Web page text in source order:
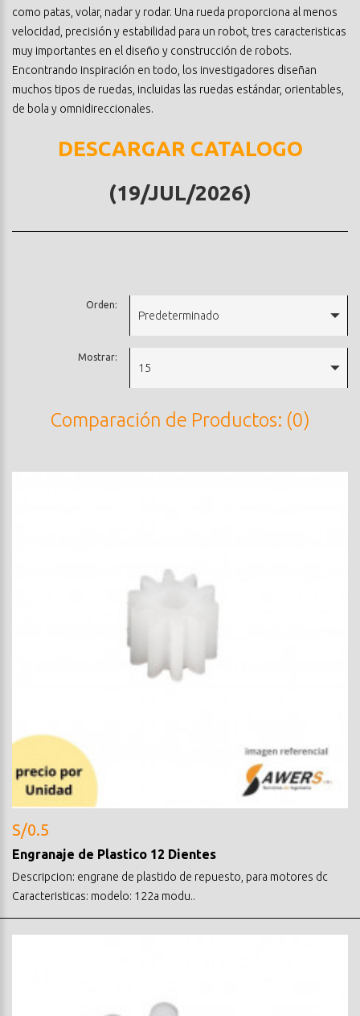
como patas, volar, nadar y rodar. Una rueda proporciona al menos
velocidad, precisión y estabilidad para un robot, tres caracteristicas
muy importantes en el diseño y construcción de robots.
Encontrando inspiración en todo, los investigadores diseñan
muchos tipos de ruedas, incluidas las ruedas estándar, orientables,
de bola y omnidireccionales.
DESCARGAR CATALOGO
(19/JUL/2026)
Orden:
Predeterminado
Mostrar:
15
Comparación de Productos: (0)
S/0.5
Engranaje de Plastico 12 Dientes
Descripcion: engrane de plastido de repuesto, para motores dc
Caracteristicas: modelo: 122a modu..